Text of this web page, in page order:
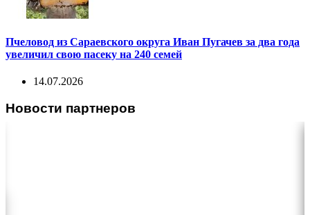
Пчеловод из Сараевского округа Иван Пугачев за два года
увеличил свою пасеку на 240 семей
14.07.2026
Новости партнеров